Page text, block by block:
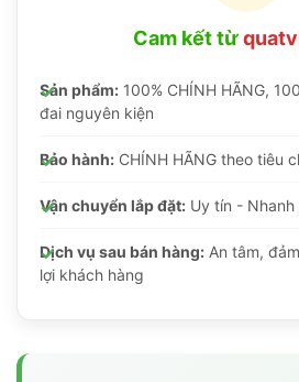
Cam kết từ
Sản phẩm: 100% CHÍNH HÃNG,
đai nguyên kiện
Bảo hành: CHÍNH HÃNG theo tiêu
Vận chuyển lắp đặt: Uy tín -
Dịch vụ sau bán hàng: An tâm,
lợi khách hàng